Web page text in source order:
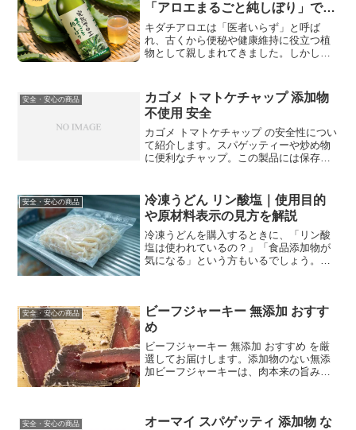
「アロエまるごと純しぼり」で安
心
キダチアロエは「医者いらず」と呼ば
れ、古くから便秘や健康維持に役立つ植
物として親しまれてきました。しかしそ
に、外皮部分に含まれるアントラキノン
系成分には、肝機能障害や依存...
安全・安心の商品
カゴメ トマトケチャップ 添加物
不使用 安全
カゴメ トマトケチャップ の安全性につい
て紹介します。スパゲッティーや炒め物
に便利なチャップ。この製品には保存料
メ トマトケチャップ 醸造酢の利用で保存
性を向上させ添加...
安全・安心の商品
冷凍うどん リン酸塩｜使用目的
や原材料表示の見方を解説
冷凍うどんを購入するときに、「リン酸
塩は使われているの？」「食品添加物が
気になる」という方もいるでしょう。リ
れる原材料や添加物が異な...
安全・安心の商品
ビーフジャーキー 無添加 おすす
め
ビーフジャーキー 無添加 おすすめ を厳
選してお届けします。添加物のない無添
加ビーフジャーキーは、肉本来の旨みを
います。ビーフジャー...
安全・安心の商品
オーマイ スパゲッティ 添加物 な